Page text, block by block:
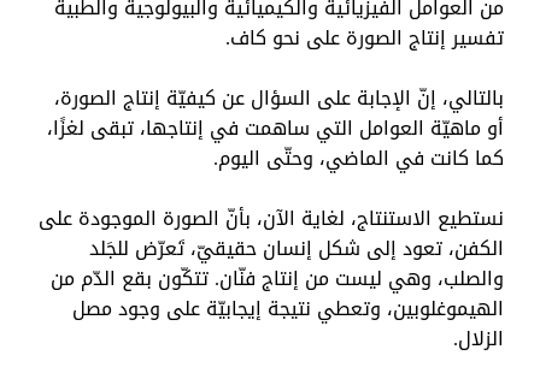
من العوامل الفيزيائية والكيميائية والبيولوجية والطبية
تفسير إنتاج الصورة على نحو كاف.
بالتالي، إنّ الإجابة على السؤال عن كيفيّة إنتاج الصورة،
أو ماهيّة العوامل التي ساهمت في إنتاجها، تبقى لغزًا،
كما كانت في الماضي، وحتّى اليوم.
نستطيع الاستنتاج، لغاية الآن، بأنّ الصورة الموجودة على
الكفن، تعود إلى شكل إنسان حقيقيّ، تَعرّض للجَلد
والصلب، وهي ليست من إنتاج فنّان. تتكّون بقع الدّم من
الهيموغلوبين، وتعطي نتيجة إيجابيّة على وجود مصل
الزلال.